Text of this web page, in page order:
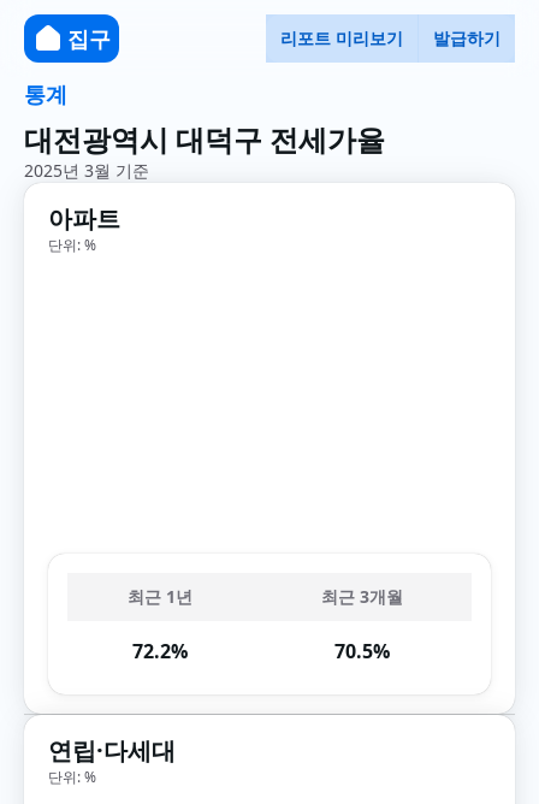
집구 리포트 미리보기 발급하기
통계
대전광역시 대덕구 전세가율
2025년 3월 기준
아파트
단위: %
최근 1년 최근 3개월
72.2% 70.5%
연립·다세대
단위: %